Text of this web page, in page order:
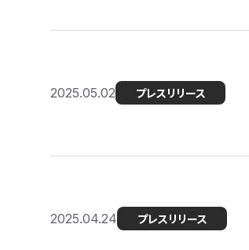
2025.05.02 プレスリリース
2025.04.24 プレスリリース